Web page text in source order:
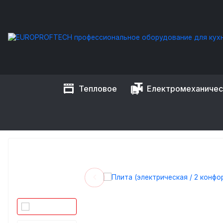
Тепловое
EUROPROFTECH Тепловое оборудование Плиты
ПЛИТА (ЭЛЕКТРИЧЕСКАЯ